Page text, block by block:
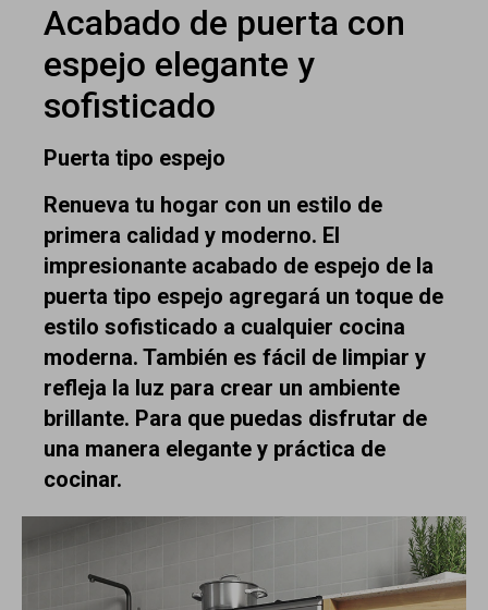
Acabado de puerta con
espejo elegante y
sofisticado
Puerta tipo espejo
Renueva tu hogar con un estilo de
primera calidad y moderno. El
impresionante acabado de espejo de la
puerta tipo espejo agregará un toque de
estilo sofisticado a cualquier cocina
moderna. También es fácil de limpiar y
refleja la luz para crear un ambiente
brillante. Para que puedas disfrutar de
una manera elegante y práctica de
cocinar.